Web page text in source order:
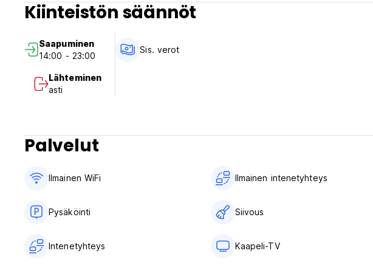
Kiinteistön säännöt
Saapuminen
14:00 - 23:00
Lähteminen
asti
Sis. verot
Palvelut
Ilmainen WiFi Ilmainen intenetyhteys
Pysäköinti Siivous
Intenetyhteys Kaapeli-TV